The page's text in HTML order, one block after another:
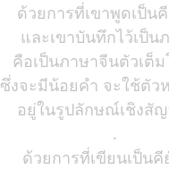
ด้วยการที่เขาพูดเป็นคี
และเขาบันทึกไว้เป็น
คือเป็นภาษาจีนตัวเต็
ซึ่งจะมีน้อยคำ จะใช้ตัว
อยู่ในรูปลักษณ์เชิงสั
.
ด้วยการที่เขียนเป็นคี